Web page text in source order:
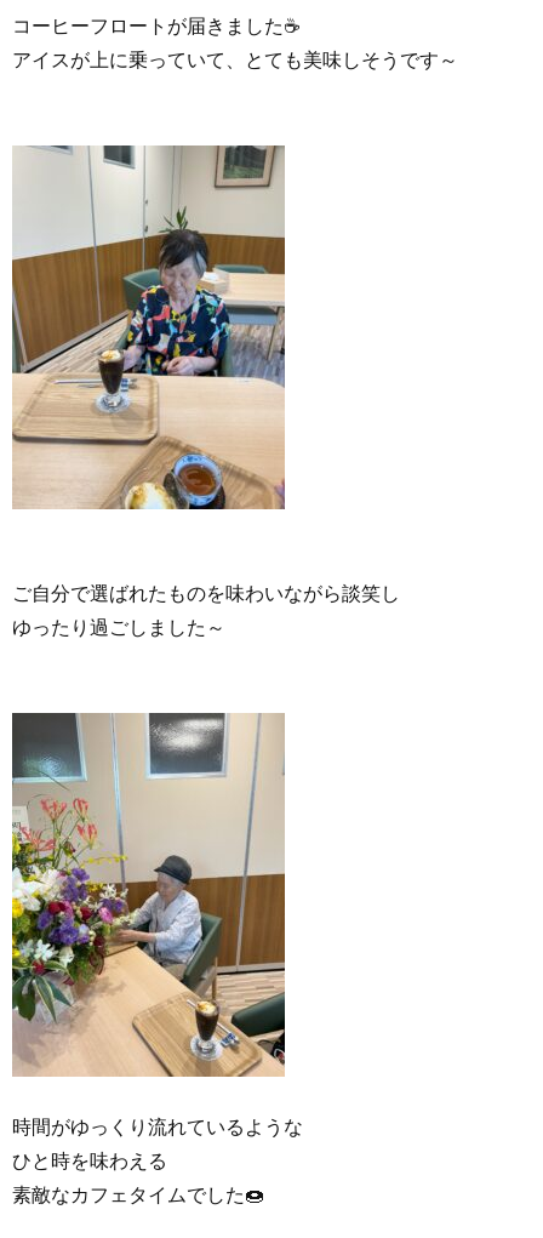
コーヒーフロートが届きました☕
アイスが上に乗っていて、とても美味しそうです～
ご自分で選ばれたものを味わいながら談笑し
ゆったり過ごしました～
時間がゆっくり流れているような
ひと時を味わえる
素敵なカフェタイムでした🍩